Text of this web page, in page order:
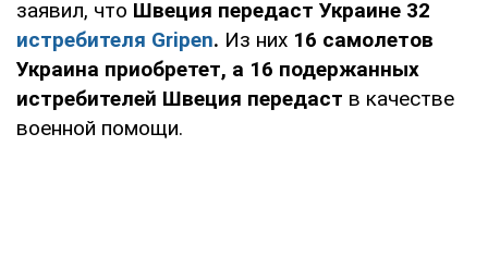
заявил, что Швеция передаст Украине 32
истребителя Gripen. Из них 16 самолетов
Украина приобретет, а 16 подержанных
истребителей Швеция передаст в качестве
военной помощи.